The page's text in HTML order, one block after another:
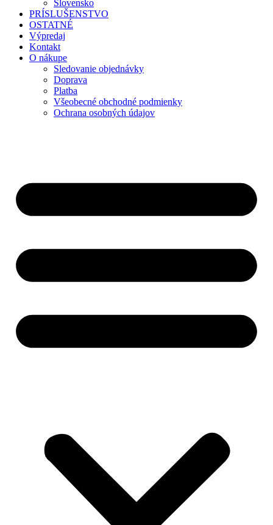
Slovensko
PRÍSLUŠENSTVO
OSTATNÉ
Výpredaj
Kontakt
O nákupe
Sledovanie objednávky
Doprava
Platba
Všeobecné obchodné podmienky
Ochrana osobných údajov